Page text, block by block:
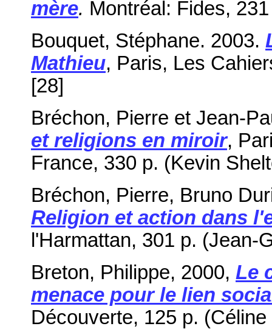
mère. Montréal: Fides,
Bouquet, Stéphane. 2003.
Mathieu, Paris, Les
[28]
Bréchon, Pierre et Jean-
et religions en miroir,
France, 330 p. (Kevin
Bréchon, Pierre, Bruno
Religion et action dans
l'Harmattan, 301 p. (Jean-
Breton, Philippe, 2000, Le
menace pour le lien
Découverte, 125 p.